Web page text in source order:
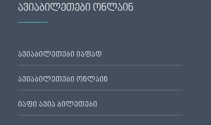
ავიაბილეთები ონლაინ
ავიაბილეთები იაფად
ავიაბილეთები ონლაინ
იაფი ავია ბილეთები